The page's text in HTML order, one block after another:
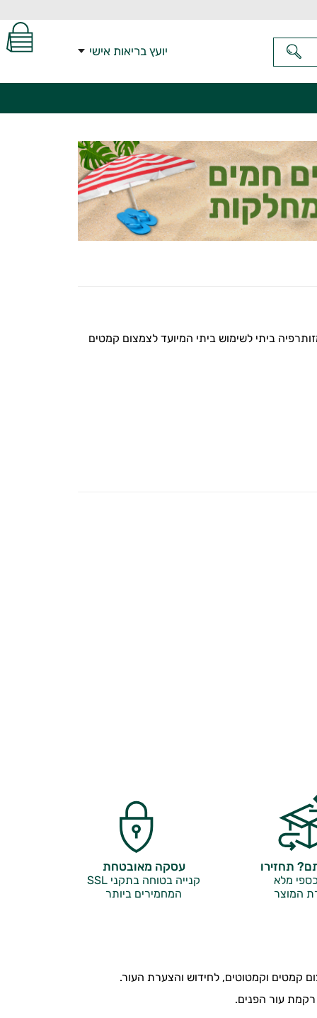
יועץ בריאות אישי
ביתי לשימוש ביתי המיועד לצמצום קמטים
תחזירו
מלא
המוצר
עסקה מאובטחת
קנייה בטוחה בתקני SSL
המחמירים ביותר
קמטים וקמטוטים, לחידוש והצערת העור.
רקמת עור הפנים.